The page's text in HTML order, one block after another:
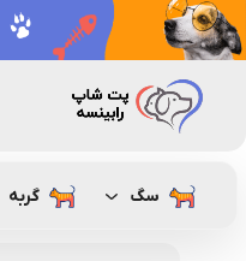
سگ گربه رابینسه غذای سگ